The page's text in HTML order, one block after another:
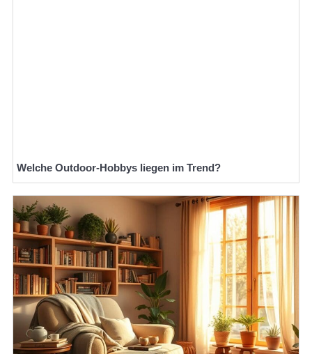
Welche Outdoor-Hobbys liegen im Trend?